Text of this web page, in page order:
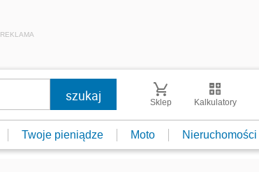
REKLAMA
Sklep Kalkulatory
Twoje pieniądze Moto Nieruchomości